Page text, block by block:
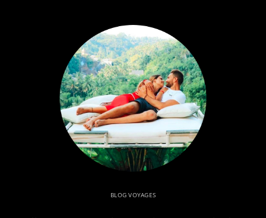
BLOG VOYAGES